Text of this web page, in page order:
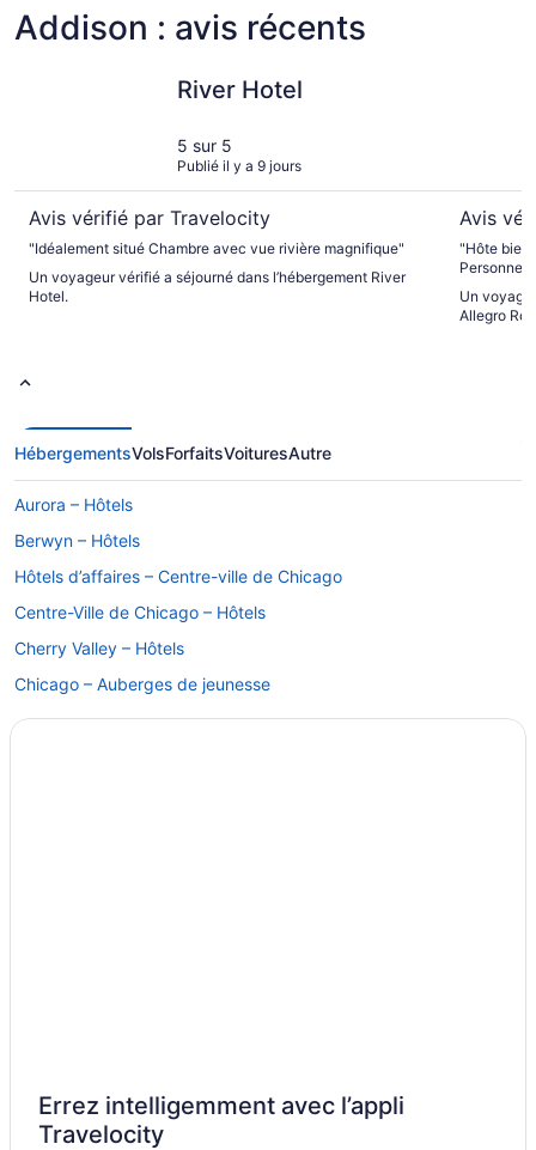
Addison : avis récents
River Hotel
5 sur 5
Publié il y a 9 jours
Avis vérifié par Travelocity
"Idéalement situé Chambre avec vue rivière magnifique"
Un voyageur vérifié a séjourné dans l’hébergement River
Hotel.
Avis
"Hôte bien
Personnel
blue lign)
Un
Allegro
HébergementsVolsForfaitsVoituresAutre
Aurora – Hôtels
Berwyn – Hôtels
Hôtels d’affaires – Centre-ville de Chicago
Centre-Ville de Chicago – Hôtels
Cherry Valley – Hôtels
Chicago – Auberges de jeunesse
Hôtels acceptant les animaux – Chicago
Vieille ville de Chicago – Hôtels
Errez intelligemment avec l’appli
Travelocity